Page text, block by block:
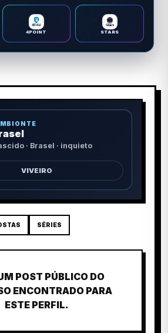
4POINT STARS
· Brasel · inquieto
VIVEIRO
SÉRIES
POST PÚBLICO DO
ENCONTRADO PARA
ESTE PERFIL.